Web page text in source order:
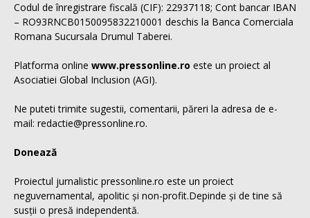
Codul de înregistrare fiscală (CIF): 22937118; Cont bancar IBAN
– RO93RNCB0150095832210001 deschis la Banca Comerciala
Romana Sucursala Drumul Taberei.
Platforma online www.pressonline.ro este un proiect al
Asociatiei Global Inclusion (AGI).
Ne puteti trimite sugestii, comentarii, păreri la adresa de e-
mail: redactie@pressonline.ro.
Donează
Proiectul jurnalistic pressonline.ro este un proiect
neguvernamental, apolitic și non-profit.Depinde și de tine să
susții o presă independentă.